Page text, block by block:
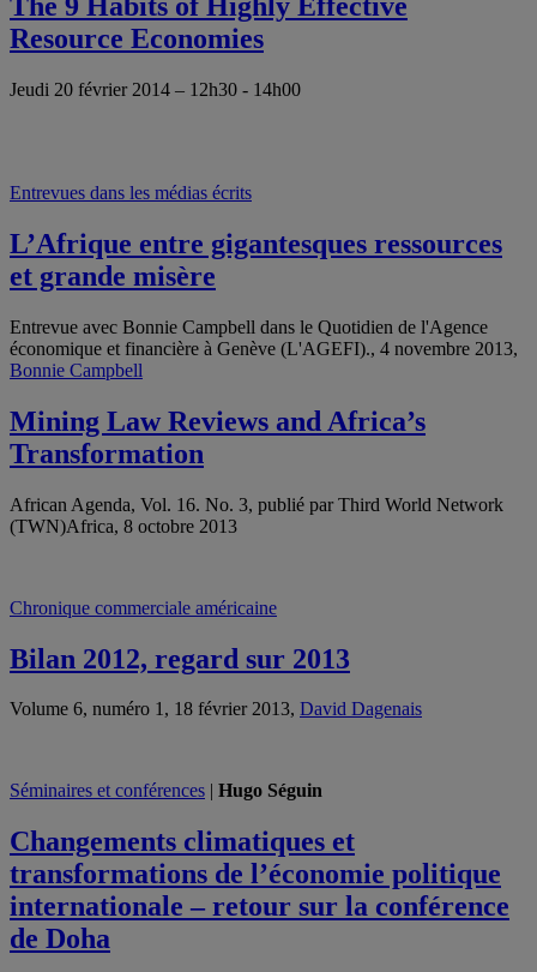
Resource Economies
Jeudi 20 février 2014 – 12h30 - 14h00
Entrevues dans les médias écrits
L’Afrique entre gigantesques ressources
et grande misère
Entrevue avec Bonnie Campbell dans le Quotidien de l'Agence
économique et financière à Genève (L'AGEFI)., 4 novembre 2013,
Bonnie Campbell
Mining Law Reviews and Africa’s
Transformation
African Agenda, Vol. 16. No. 3, publié par Third World Network
(TWN)Africa, 8 octobre 2013
Chronique commerciale américaine
Bilan 2012, regard sur 2013
Volume 6, numéro 1, 18 février 2013, David Dagenais
Séminaires et conférences | Hugo Séguin
Changements climatiques et
transformations de l’économie politique
internationale – retour sur la conférence
de Doha